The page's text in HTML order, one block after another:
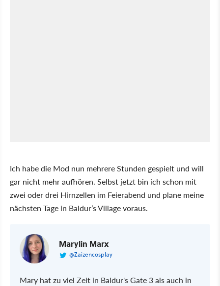
Ich habe die Mod nun mehrere Stunden gespielt und will
gar nicht mehr aufhören. Selbst jetzt bin ich schon mit
zwei oder drei Hirnzellen im Feierabend und plane meine
nächsten Tage in Baldur’s Village voraus.
Marylin Marx
@Zaizencosplay
Mary hat zu viel Zeit in Baldur's Gate 3 als auch in